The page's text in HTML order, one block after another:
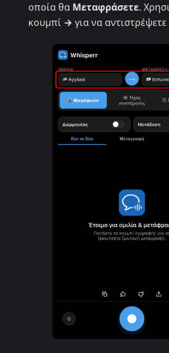
οποία θα Μεταφράσετε.
κουμπί → για να